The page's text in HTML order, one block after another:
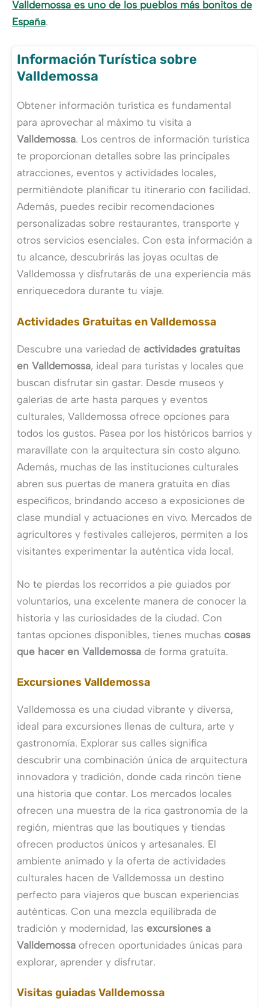
Valldemossa es uno de los pueblos más bonitos de
España.
Información Turística sobre
Valldemossa
Obtener información turística es fundamental
para aprovechar al máximo tu visita a
Valldemossa. Los centros de información turística
te proporcionan detalles sobre las principales
atracciones, eventos y actividades locales,
permitiéndote planificar tu itinerario con facilidad.
Además, puedes recibir recomendaciones
personalizadas sobre restaurantes, transporte y
otros servicios esenciales. Con esta información a
tu alcance, descubrirás las joyas ocultas de
Valldemossa y disfrutarás de una experiencia más
enriquecedora durante tu viaje.
Actividades Gratuitas en Valldemossa
Descubre una variedad de actividades gratuitas
en Valldemossa, ideal para turistas y locales que
buscan disfrutar sin gastar. Desde museos y
galerías de arte hasta parques y eventos
culturales, Valldemossa ofrece opciones para
todos los gustos. Pasea por los históricos barrios y
maravíllate con la arquitectura sin costo alguno.
Además, muchas de las instituciones culturales
abren sus puertas de manera gratuita en días
específicos, brindando acceso a exposiciones de
clase mundial y actuaciones en vivo. Mercados de
agricultores y festivales callejeros, permiten a los
visitantes experimentar la auténtica vida local.
No te pierdas los recorridos a pie guiados por
voluntarios, una excelente manera de conocer la
historia y las curiosidades de la ciudad. Con
tantas opciones disponibles, tienes muchas cosas
que hacer en Valldemossa de forma gratuíta.
Excursiones Valldemossa
Valldemossa es una ciudad vibrante y diversa,
ideal para excursiones llenas de cultura, arte y
gastronomía. Explorar sus calles significa
descubrir una combinación única de arquitectura
innovadora y tradición, donde cada rincón tiene
una historia que contar. Los mercados locales
ofrecen una muestra de la rica gastronomía de la
región, mientras que las boutiques y tiendas
ofrecen productos únicos y artesanales. El
ambiente animado y la oferta de actividades
culturales hacen de Valldemossa un destino
perfecto para viajeros que buscan experiencias
auténticas. Con una mezcla equilibrada de
tradición y modernidad, las excursiones a
Valldemossaofrecen oportunidades únicas para
explorar, aprender y disfrutar.
Visitas guiadas Valldemossa